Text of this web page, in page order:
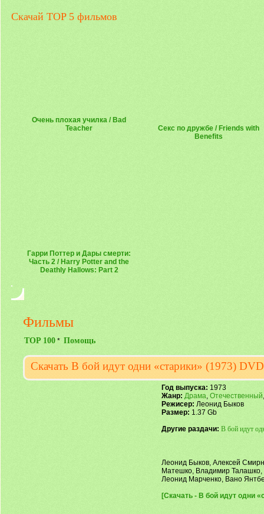
Скачай TOP 5 фильмов
Очень плохая училка / Bad
Teacher
Секс по дружбе / Friends with
Benefits
Гарри Поттер и Дары смерти:
Часть 2 / Harry Potter and the
Deathly Hallows: Part 2
Фильмы
TOP 100 * Помощь
Скачать В бой идут одни «старики» (1973)
Год выпуска: 1973
Жанр: Драма, Отечественный
Режисер: Леонид Быков
Размер: 1.37 Gb
Другие раздачи: В бой идут
Леонид Быков, Алексей
Матешко, Владимир
Леонид Марченко, Вано
[Скачать - В бой идут одни